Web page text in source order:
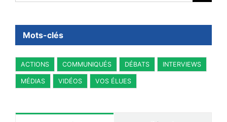
Mots-clés
ACTIONS COMMUNIQUÉS DÉBATS INTERVIEWS
MÉDIAS VIDÉOS VOS ÉLUES